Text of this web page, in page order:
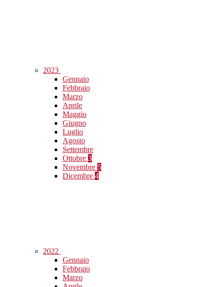
2023
Gennaio
Febbraio
Marzo
Aprile
Maggio
Giugno
Luglio
Agosto
Settembre
Ottobre 3
Novembre 5
Dicembre 4
2022
Gennaio
Febbraio
Marzo